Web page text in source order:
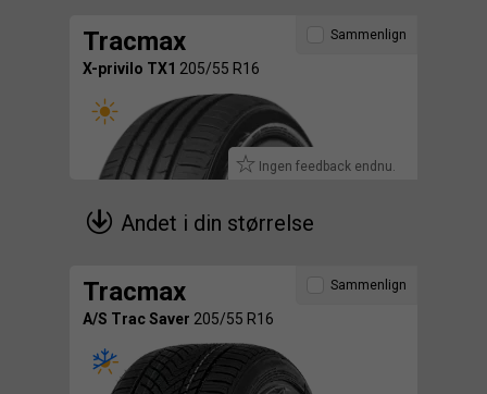
Tracmax
X-privilo TX1 205/55 R16
Ingen feedback endnu.
Sammenlign
Andet i din størrelse
Tracmax
A/S Trac Saver 205/55 R16
Sammenlign